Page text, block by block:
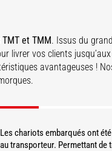
et TMM. Issus du
livrer vos clients
avantageuses !
Les chariots embarqués ont
au transporteur. Permettant de